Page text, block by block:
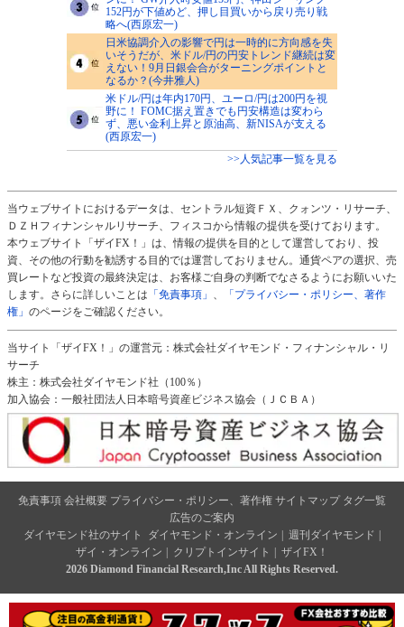
152円が下値めど、押し目買いから戻り売り戦
略へ(西原宏一)
日米協調介入の影響で円は一時的に方向感を失
いそうだが、米ドル/円の円安トレンド継続は変
えない！9月日銀会合がターニングポイントと
なるか？(今井雅人)
米ドル/円は年内170円、ユーロ/円は200円を視
野に！ FOMC据え置きでも円安構造は変わら
ず、悪い金利上昇と原油高、新NISAが支える
(西原宏一)
>>人気記事一覧を見る
当ウェブサイトにおけるデータは、セントラル短資ＦＸ、クォンツ・リサーチ、
ＤＺＨフィナンシャルリサーチ、フィスコから情報の提供を受けております。
本ウェブサイト「ザイFX！」は、情報の提供を目的として運営しており、投
資、その他の行動を勧誘する目的では運営しておりません。通貨ペアの選択、売
買レートなど投資の最終決定は、お客様ご自身の判断でなさるようにお願いいた
します。さらに詳しいことは 「免責事項」
「プライバシー・ポリシー、著作
権」 のページをご確認ください。
当サイト「ザイFX！」の運営元：株式会社ダイヤモンド・フィナンシャル・リ
サーチ
株主：株式会社ダイヤモンド社（100％）
加入協会：一般社団法人日本暗号資産ビジネス協会（ＪＣＢＡ）
免責事項 会社概要 プライバシー・ポリシー、著作権 サイトマップ タグ一覧
広告のご案内
ダイヤモンド社のサイト
ダイヤモンド・オンライン 週刊ダイヤモンド
ザイ・オンライン
クリプトインサイト
ザイFX！
2026 Diamond Financial Research,Inc All Rights Reserved.